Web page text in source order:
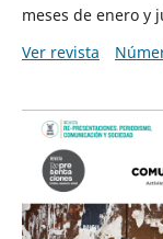
meses de enero y
Ver revista